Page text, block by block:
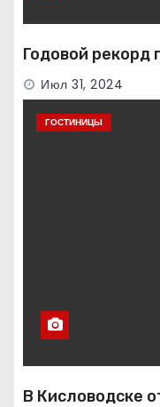
Годовой рекорд
Июл 31, 2024
ГОСТИНИЦЫ
В Кисловодске